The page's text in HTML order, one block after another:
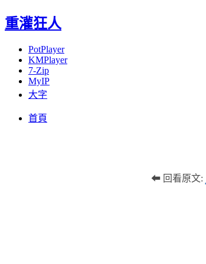
重灌狂人
PotPlayer
KMPlayer
7-Zip
MyIP
大字
首頁
⬅ 回看原文: